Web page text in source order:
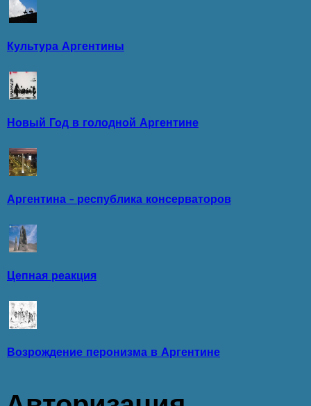
Культура Аргентины
Новый Год в голодной Аргентине
Аргентина - республика консерваторов
Цепная реакция
Возрождение перонизма в Аргентине